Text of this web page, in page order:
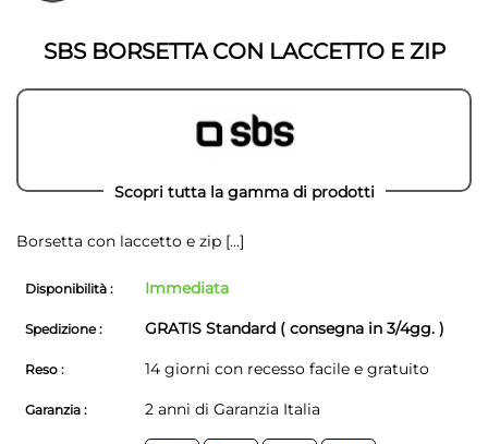
galleria
immagini
SBS BORSETTA CON LACCETTO E ZIP
Scopri tutta la gamma di prodotti
Borsetta con laccetto e zip [...]
Disponibilità : Immediata
Spedizione : GRATIS Standard ( consegna in 3/4gg. )
Reso : 14 giorni con recesso facile e gratuito
Garanzia : 2 anni di Garanzia Italia